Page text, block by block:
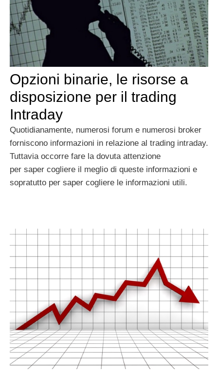
Opzioni binarie, le risorse a
disposizione per il trading
Intraday
Quotidianamente, numerosi forum e numerosi broker
forniscono informazioni in relazione al trading intraday.
Tuttavia occorre fare la dovuta attenzione
per saper cogliere il meglio di queste informazioni e
sopratutto per saper cogliere le informazioni utili.